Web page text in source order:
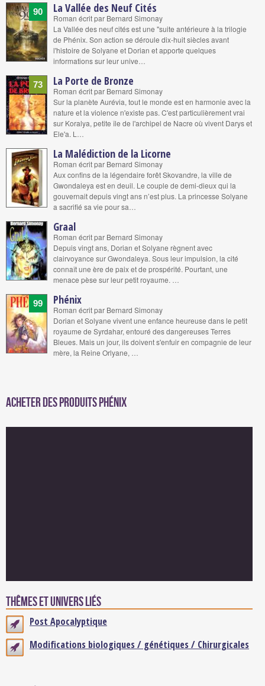
90 La Vallée des Neuf Cités
Roman écrit par Bernard Simonay
La Vallée des neuf cités est une "suite antérieure à la trilogie
de Phénix. Son action se déroule dix-huit siècles avant
l'histoire de Solyane et Dorian et apporte quelques
informations sur leur unive…
73 La Porte de Bronze
Roman écrit par Bernard Simonay
Sur la planète Aurévia, tout le monde est en harmonie avec la
nature et la violence n'existe pas. C'est particulièrement vrai
sur Koralya, petite île de l'archipel de Nacre où vivent Darys et
Ele'a. L…
La Malédiction de la Licorne
Roman écrit par Bernard Simonay
Aux confins de la légendaire forêt Skovandre, la ville de
Gwondaleya est en deuil. Le couple de demi-dieux qui la
gouvernait depuis vingt ans n’est plus. La princesse Solyane
a sacrifié sa vie pour sa…
Graal
Roman écrit par Bernard Simonay
Depuis vingt ans, Dorian et Solyane règnent avec
clairvoyance sur Gwondaleya. Sous leur impulsion, la cité
connaît une ère de paix et de prospérité. Pourtant, une
menace pèse sur leur petit royaume. …
99 Phénix
Roman écrit par Bernard Simonay
Dorian et Solyane vivent une enfance heureuse dans le petit
royaume de Syrdahar, entouré des dangereuses Terres
Bleues. Mais un jour, ils doivent s'enfuir en compagnie de leur
mère, la Reine Orlyane, …
Acheter des produits Phénix
Thêmes et univers liés
Post Apocalyptique
Modifications biologiques / génétiques / Chirurgicales